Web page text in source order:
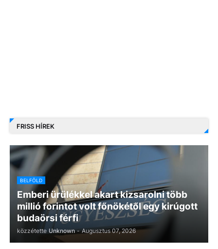
FRISS HÍREK
BELFÖLD
Emberi ürülékkel akart kizsarolni több
millió forintot volt főnökétől egy kirúgott
budaörsi férfi
közzétette Unknown - Augusztus 07, 2026